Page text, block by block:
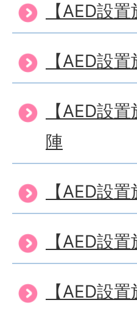
【AED設
【AED設
【AED設
陣
【AED設
【AED設
【AED設